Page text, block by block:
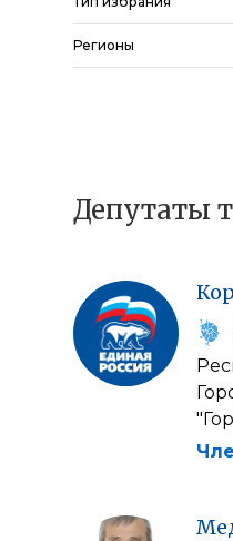
Регионы
Депутаты